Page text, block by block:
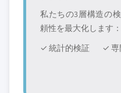
私たちの3層構造の
頼性を最大化します：
✓ 統計的検証
✓ 専